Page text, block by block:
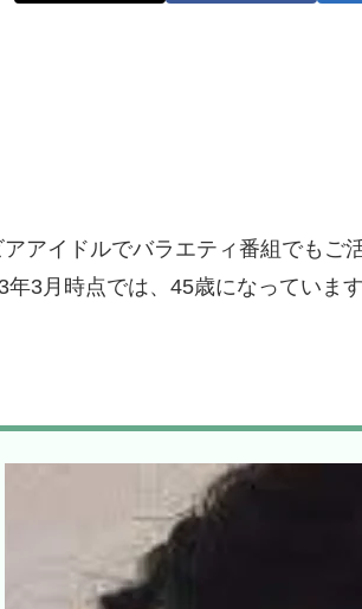
アアイドルでバラエティ番組でもご
年3月時点では、45歳になっていま